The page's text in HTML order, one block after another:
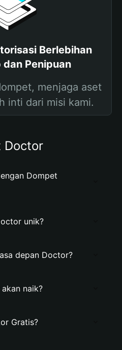
Berlebihan
dan Penipuan
menjaga aset
inti dari misi kami.
Doctor
Dompet
unik?
depan Doctor?
naik?
Gratis?